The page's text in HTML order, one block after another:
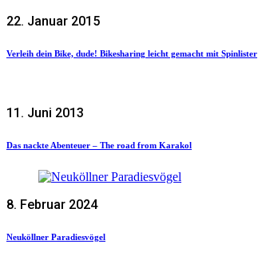
22. Januar 2015
Verleih dein Bike, dude! Bikesharing leicht gemacht mit Spinlister
11. Juni 2013
Das nackte Abenteuer – The road from Karakol
8. Februar 2024
Neuköllner Paradiesvögel